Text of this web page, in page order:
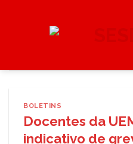
BOLETINS
Docentes da
indicativo de